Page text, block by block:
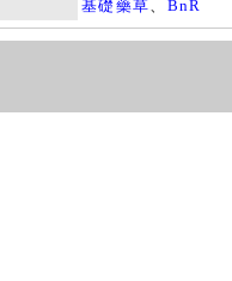
基礎藥草、 BnR